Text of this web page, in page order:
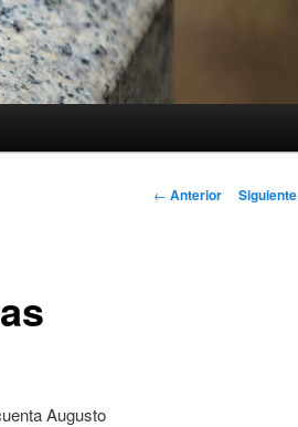
Navegación
← Anterior Siguiente
Augusto